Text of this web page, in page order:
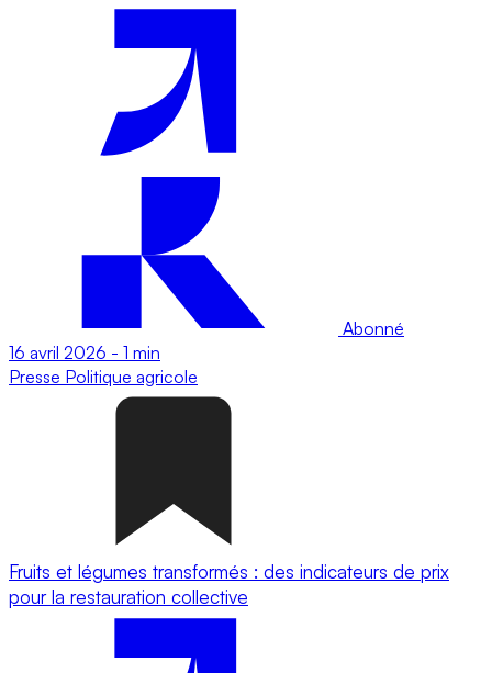
Abonné
16 avril 2026 - 1 min
Presse Politique agricole
Fruits et légumes transformés : des indicateurs de prix
pour la restauration collective